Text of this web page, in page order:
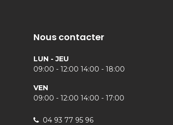
Nous contacter
LUN - JEU
09:00 - 12:00 14:00 - 18:00
VEN
09:00 - 12:00 14:00 - 17:00
04 93 77 95 96